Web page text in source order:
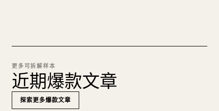
更多可拆解样本
近期爆款文章
探索更多爆款文章